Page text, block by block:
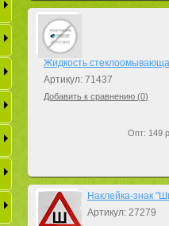
Жидкость
Артикул: 71437
Добавить к сравнению (0)
Опт: 149
Наклейка-знак
Артикул: 27279